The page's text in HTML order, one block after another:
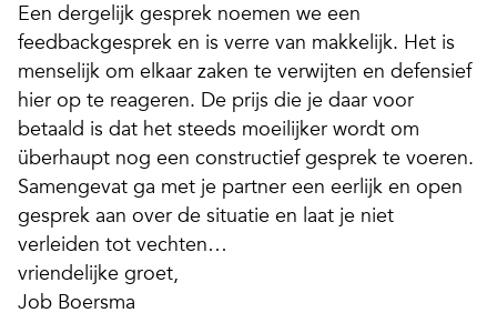
Een dergelijk gesprek noemen we een
feedbackgesprek en is verre van makkelijk. Het is
menselijk om elkaar zaken te verwijten en defensief
hier op te reageren. De prijs die je daar voor
betaald is dat het steeds moeilijker wordt om
überhaupt nog een constructief gesprek te voeren.
Samengevat ga met je partner een eerlijk en open
gesprek aan over de situatie en laat je niet
verleiden tot vechten…
vriendelijke groet,
Job Boersma